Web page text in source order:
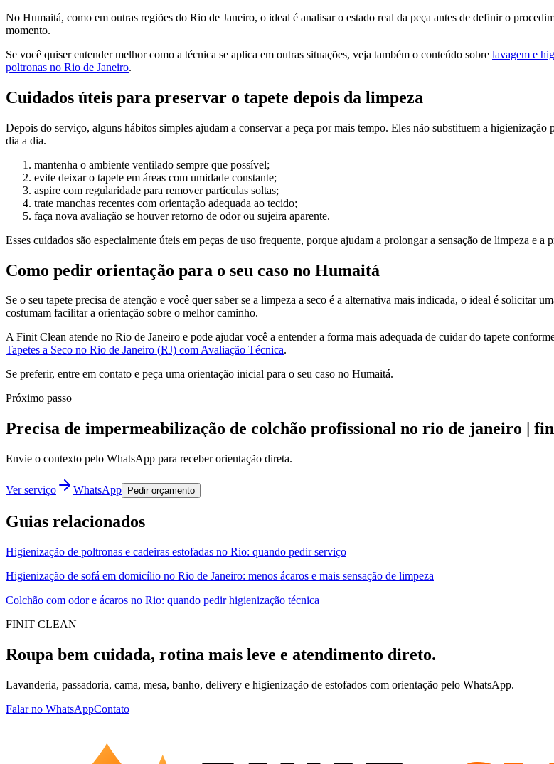
No Humaitá, como em outras regiões do Rio de Janeiro, o ideal é analisar o estado real da peça antes de definir o
momento.
Se você quiser entender melhor como a técnica se aplica em outras situações, veja também o conteúdo sobre lavagem e
poltronas no Rio de Janeiro.
Cuidados úteis para preservar o tapete depois da limpeza
Depois do serviço, alguns hábitos simples ajudam a conservar a peça por mais tempo. Eles não substituem a
dia a dia.
mantenha o ambiente ventilado sempre que possível;
evite deixar o tapete em áreas com umidade constante;
aspire com regularidade para remover partículas soltas;
trate manchas recentes com orientação adequada ao tecido;
faça nova avaliação se houver retorno de odor ou sujeira aparente.
Esses cuidados são especialmente úteis em peças de uso frequente, porque ajudam a prolongar a sensação de limpeza e a
Como pedir orientação para o seu caso no Humaitá
Se o seu tapete precisa de atenção e você quer saber se a limpeza a seco é a alternativa mais indicada, o ideal é solicitar
costumam facilitar a orientação sobre o melhor caminho.
A Finit Clean atende no Rio de Janeiro e pode ajudar você a entender a forma mais adequada de cuidar do tapete
Tapetes a Seco no Rio de Janeiro (RJ) com Avaliação Técnica.
Se preferir, entre em contato e peça uma orientação inicial para o seu caso no Humaitá.
Próximo passo
Precisa de impermeabilização de colchão profissional no rio de janeiro |
Envie o contexto pelo WhatsApp para receber orientação direta.
Ver serviço WhatsApp Pedir orçamento
Guias relacionados
Higienização de poltronas e cadeiras estofadas no Rio: quando pedir serviço
Higienização de sofá em domicílio no Rio de Janeiro: menos ácaros e mais sensação de limpeza
Colchão com odor e ácaros no Rio: quando pedir higienização técnica
FINIT CLEAN
Roupa bem cuidada, rotina mais leve e atendimento direto.
Lavanderia, passadoria, cama, mesa, banho, delivery e higienização de estofados com orientação pelo WhatsApp.
Falar no WhatsAppContato